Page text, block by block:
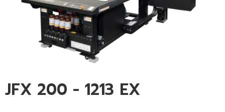
JFX 200 - 1213 EX